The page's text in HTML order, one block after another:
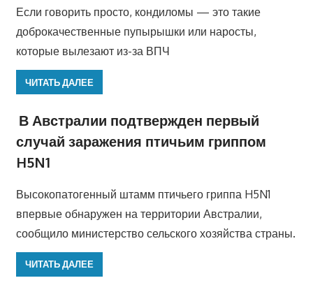
Если говорить просто, кондиломы — это такие
доброкачественные пупырышки или наросты,
которые вылезают из-за ВПЧ
ЧИТАТЬ ДАЛЕЕ
В Австралии подтвержден первый
случай заражения птичьим гриппом
H5N1
Высокопатогенный штамм птичьего гриппа H5N1
впервые обнаружен на территории Австралии,
сообщило министерство сельского хозяйства страны.
ЧИТАТЬ ДАЛЕЕ